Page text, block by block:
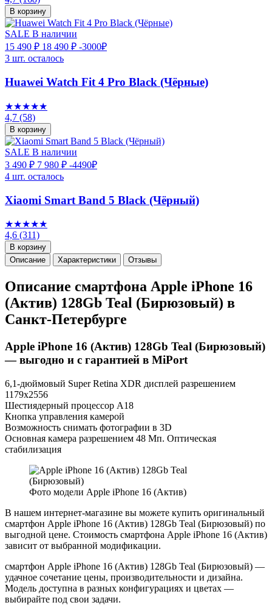
В корзину
SALE В наличии
15 490 ₽ 18 490 ₽ -3000₽
3 шт. осталось
Huawei Watch Fit 4 Pro Black (Чёрные)
★★★★★
4,7 (58)
В корзину
SALE В наличии
3 490 ₽ 7 980 ₽ -4490₽
4 шт. осталось
Xiaomi Smart Band 5 Black (Чёрный)
★★★★★
4,6 (311)
В корзину
Описание
Характеристики Отзывы
Описание смартфона Apple iPhone 16
(Актив) 128Gb Teal (Бирюзовый) в
Санкт-Петербурге
Apple iPhone 16 (Актив) 128Gb Teal (Бирюзовый)
— выгодно и с гарантией в MiPort
6,1-дюймовый Super Retina XDR дисплей разрешением
1179x2556
Шестиядерный процессор А18
Кнопка управления камерой
Возможность снимать фотографии в 3D
Основная камера разрешением 48 Мп. Оптическая
стабилизация
Фото модели Apple iPhone 16 (Актив)
В нашем интернет-магазине вы можете купить оригинальный
смартфон Apple iPhone 16 (Актив) 128Gb Teal (Бирюзовый) по
выгодной цене. Стоимость смартфона Apple iPhone 16 (Актив)
зависит от выбранной модификации.
смартфон Apple iPhone 16 (Актив) 128Gb Teal (Бирюзовый) —
удачное сочетание цены, производительности и дизайна.
Модель доступна в разных конфигурациях и цветах —
выбирайте под свои задачи.